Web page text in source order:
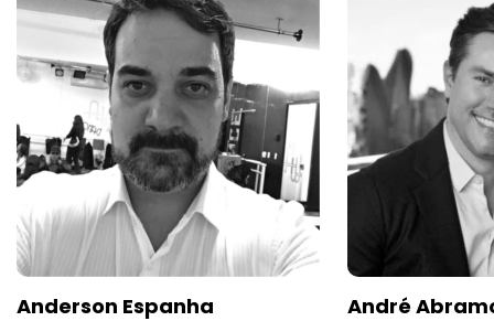
Anderson Espanha André